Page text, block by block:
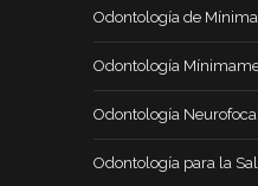
Odontología de
Odontología
Odontología Neurofocal
Odontología para la